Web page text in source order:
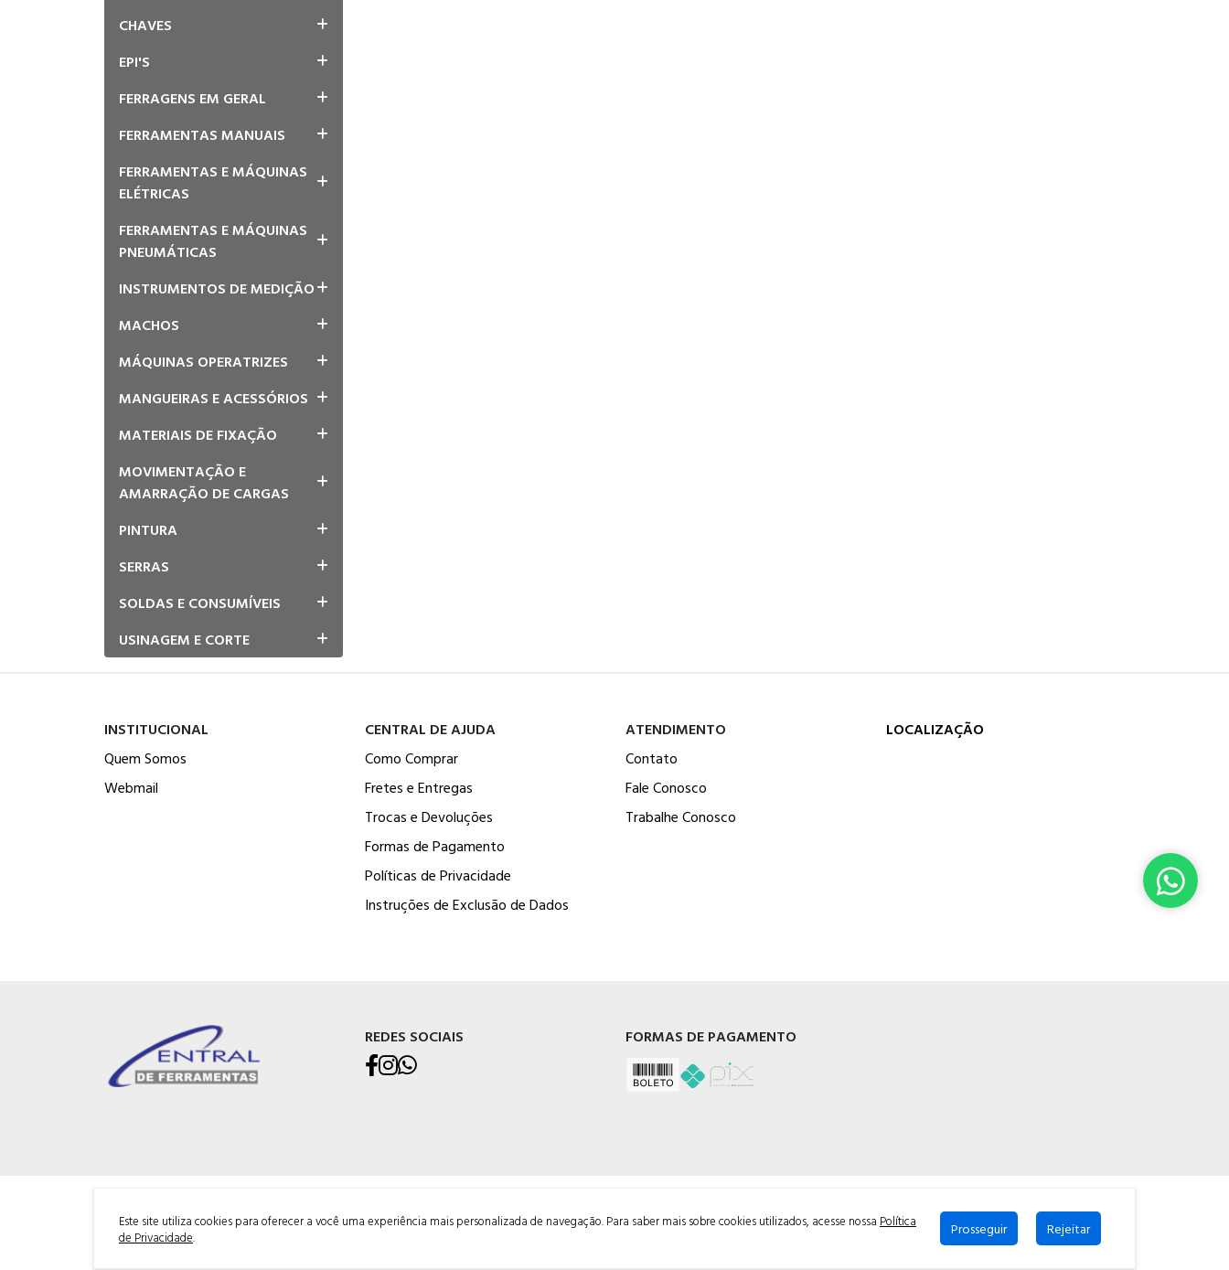
CHAVES
EPI'S
FERRAGENS EM GERAL
FERRAMENTAS MANUAIS
FERRAMENTAS E MÁQUINAS
ELÉTRICAS
FERRAMENTAS E MÁQUINAS
PNEUMÁTICAS
INSTRUMENTOS DE MEDIÇÃO
MACHOS
MÁQUINAS OPERATRIZES
MANGUEIRAS E ACESSÓRIOS
MATERIAIS DE FIXAÇÃO
MOVIMENTAÇÃO E
AMARRAÇÃO DE CARGAS
PINTURA
SERRAS
SOLDAS E CONSUMÍVEIS
USINAGEM E CORTE
INSTITUCIONAL
Quem Somos
Webmail
CENTRAL DE AJUDA
Como Comprar
Fretes e Entregas
Trocas e Devoluções
Formas de Pagamento
Políticas de Privacidade
Instruções de Exclusão de Dados
ATENDIMENTO
Contato
Fale Conosco
Trabalhe Conosco
LOCALIZAÇÃO
REDES SOCIAIS FORMAS DE PAGAMENTO
CNPJ: 07.404.480/0001-03
Av. Perimetral Bruno Segalla, 11039
Powered by:
Este site utiliza cookies para oferecer a você uma experiência mais personalizada de navegação. Para saber mais sobre cookies utilizados, acesse nossa Política
de Privacidade. Prosseguir Rejeitar